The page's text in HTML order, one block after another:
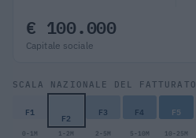
€ 100.000
Capitale sociale
SCALA NAZIONALE DEL FATTURATO
F1 F2 F3 F4 F5
0-1M 1-2M 2-5M 5-10M 10-25M